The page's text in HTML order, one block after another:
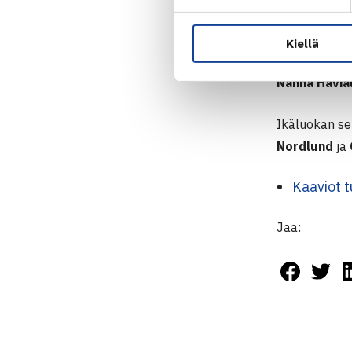
Kiellä
joka voitti
Matilda
Nanna
Ikäluokan
Nordlund ja
Kaaviot
Jaa: